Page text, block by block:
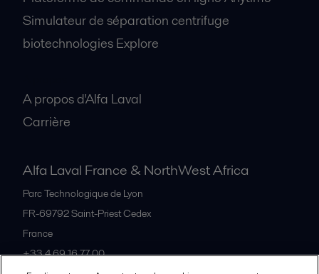
Simulateur de séparation centrifuge
biotechnologies Explore
A propos d'Alfa Laval
Carrière
Alfa Laval France & NorthWest Africa
Parc Technologique de Lyon
FR-69792Saint-Priest Cedex
France
+33 4 69 16 77 00